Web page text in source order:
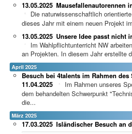
Mausefallenautorennen
13.05.2025
Die naturwissenschaftlich
dieses Jahr mit einem neuen Projekt
Unsere Idee passt nicht
13.05.2025
Im Wahlpflichtunterricht NW
an Projekten. In diesem Jahr erstellte
April 2025
Besuch bei 4talents im Rahmen
11.04.2025
Im Rahmen unseres
dem behandelten Schwerpunkt
die...
März 2025
Isländischer Besuch an
17.03.2025